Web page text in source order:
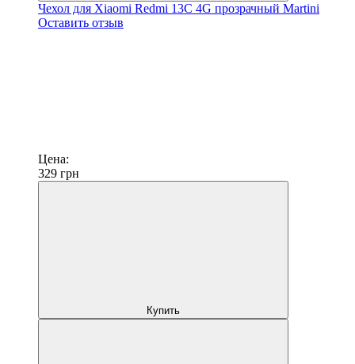
Чехол для Xiaomi Redmi 13C 4G прозрачный Martini
Оставить отзыв
Цена:
329 грн
Купить